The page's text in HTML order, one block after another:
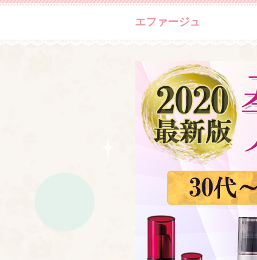
エファージュ